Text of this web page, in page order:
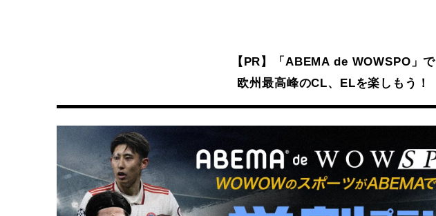
【PR】「ABEMA de WOWSPO」で
欧州最高峰のCL、ELを楽しもう！